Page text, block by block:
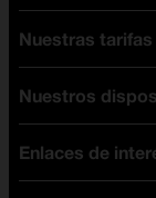
Nuestras tarifas
Tarifas Orange
Tarifas fibra y
Tarifas móviles
Nuestros
Ofertas en
iPhone
Enlaces de